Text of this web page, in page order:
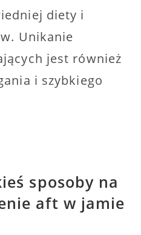
diety i
Unikanie
jest również
i szybkiego
sposoby na
aft w jamie